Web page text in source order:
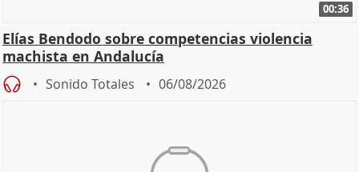
00:36
Elías Bendodo sobre competencias violencia
machista en Andalucía
Sonido Totales 06/08/2026